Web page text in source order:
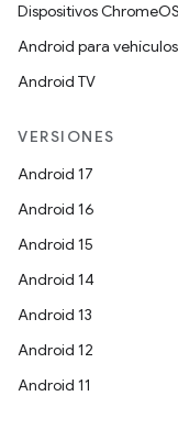
Dispositivos ChromeOS
Android para vehículos
Android TV
VERSIONES
Android 17
Android 16
Android 15
Android 14
Android 13
Android 12
Android 11